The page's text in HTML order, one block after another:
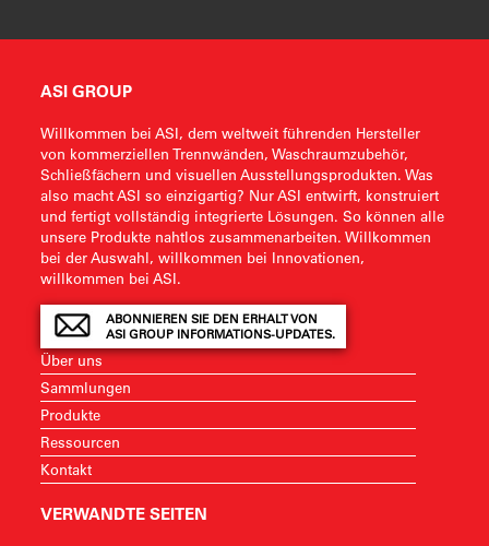
ASI GROUP
Willkommen bei ASI, dem weltweit führenden Hersteller
von kommerziellen Trennwänden, Waschraumzubehör,
Schließfächern und visuellen Ausstellungsprodukten. Was
also macht ASI so einzigartig? Nur ASI entwirft, konstruiert
und fertigt vollständig integrierte Lösungen. So können alle
unsere Produkte nahtlos zusammenarbeiten. Willkommen
bei der Auswahl, willkommen bei Innovationen,
willkommen bei ASI.
ABONNIEREN SIE DEN ERHALT VON
ASI GROUP INFORMATIONS-UPDATES.
Über uns
Sammlungen
Produkte
Ressourcen
Kontakt
VERWANDTE SEITEN